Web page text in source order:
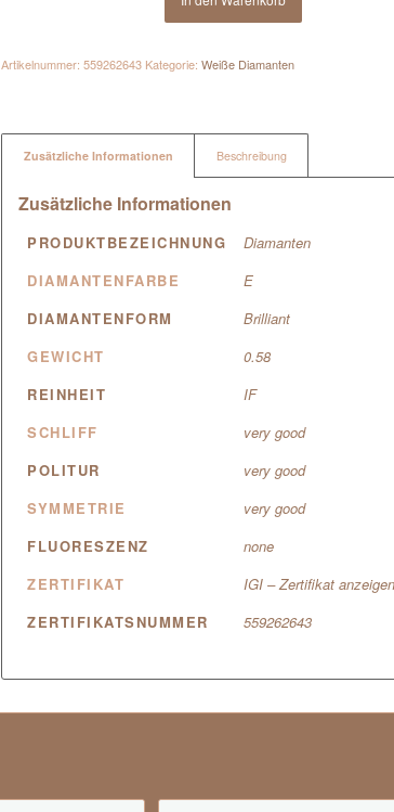
Artikelnummer:559262643 Kategorie:Weiße Diamanten
Zusätzliche Informationen Beschreibung
Zusätzliche Informationen
PRODUKTBEZEICHNUNG
Diamanten
DIAMANTENFARBE
E
DIAMANTENFORM
Brilliant
GEWICHT
0.58
REINHEIT
IF
SCHLIFF
very good
POLITUR
very good
SYMMETRIE
very good
FLUORESZENZ
none
ZERTIFIKAT
IGI – Zertifikat
ZERTIFIKATSNUMMER
559262643